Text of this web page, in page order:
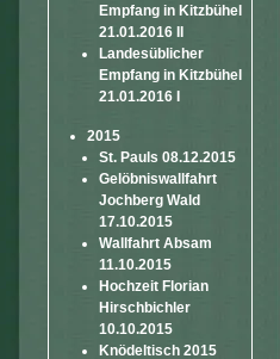
Empfang in Kitzbühel
21.01.2016 II
Landesüblicher
Empfang in Kitzbühel
21.01.2016 I
2015
St. Pauls 08.12.2015
Gelöbniswallfahrt
Jochberg Wald
17.10.2015
Wallfahrt Absam
11.10.2015
Hochzeit Florian
Hirschbichler
10.10.2015
Knödeltisch 2015